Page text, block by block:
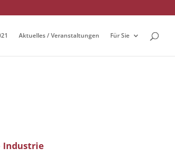
Aktuelles / Veranstaltungen Für Sie
Industrie